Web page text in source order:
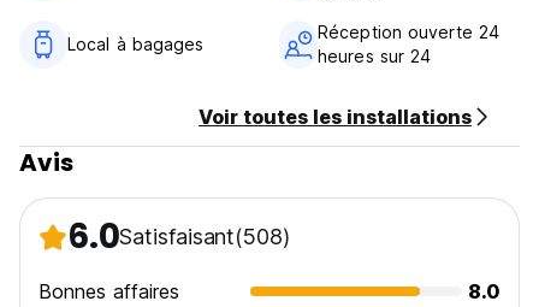
Local à bagages
Réception ouverte 24
heures sur 24
Voir toutes les installations
Avis
6.0Satisfaisant(508)
Bonnes affaires
8.0